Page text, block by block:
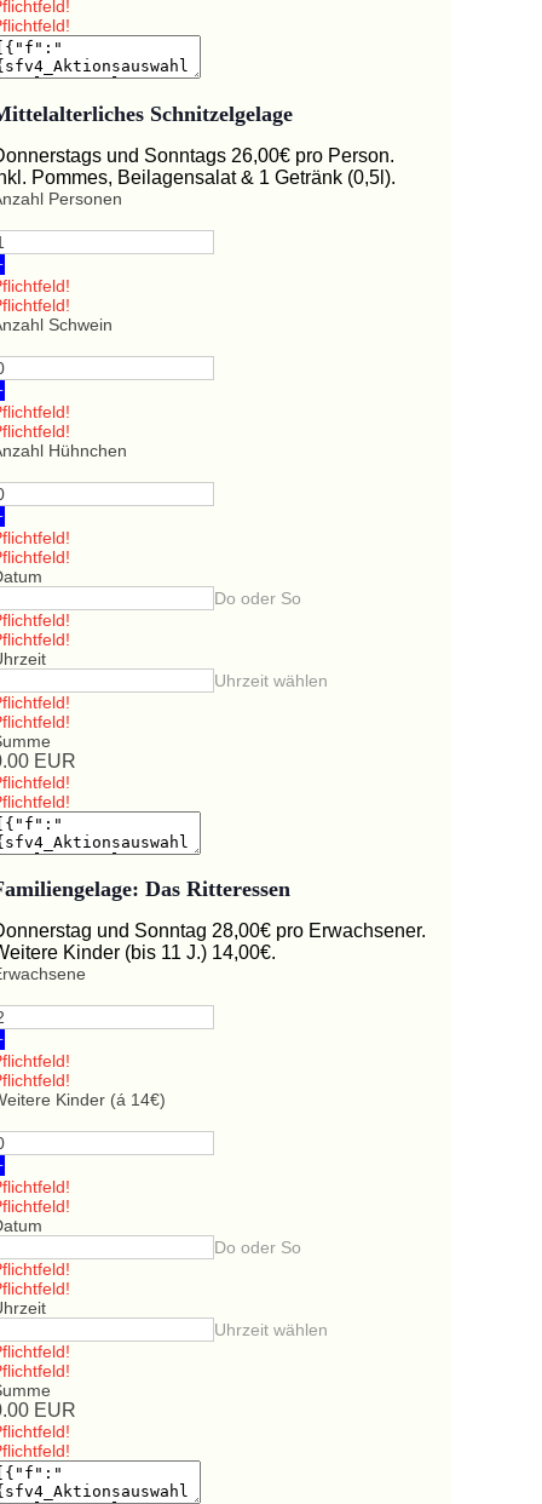
Schnitzelgelage
und Sonntags 26,00€ pro Person.
Pommes, Beilagensalat & 1 Getränk (0,5l).
Personen
Schwein
Hühnchen
Do oder So
Uhrzeit wählen
EUR
Das Ritteressen
und Sonntag 28,00€ pro Erwachsener.
Kinder (bis 11 J.) 14,00€.
Kinder (á 14€)
Do oder So
Uhrzeit wählen
EUR